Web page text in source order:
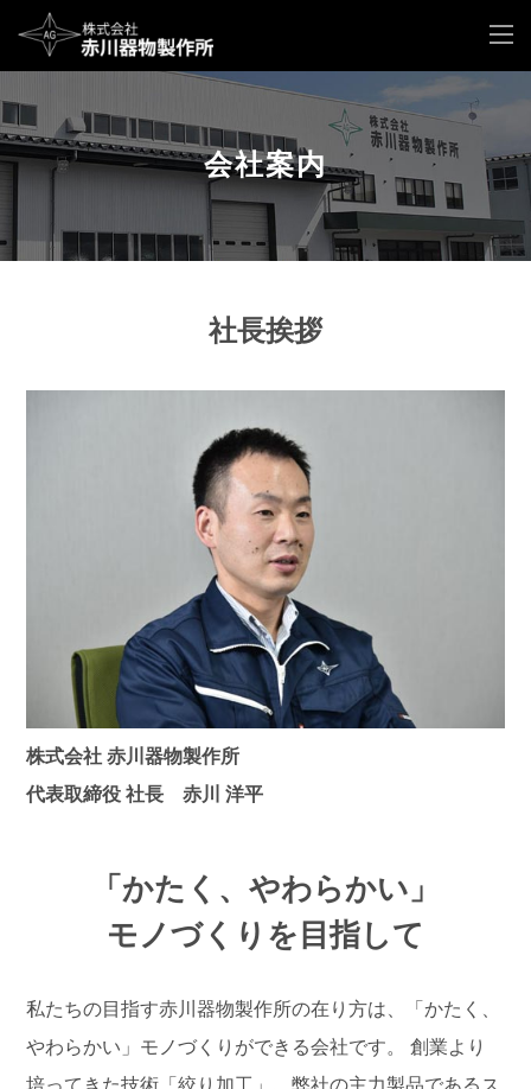
会社案内
社長挨拶
株式会社 赤川器物製作所
代表取締役 社長 赤川 洋平
「かたく、やわらかい」
モノづくりを目指して
私たちの目指す赤川器物製作所の在り方は、「かたく、
やわらかい」モノづくりができる会社です。
創業より